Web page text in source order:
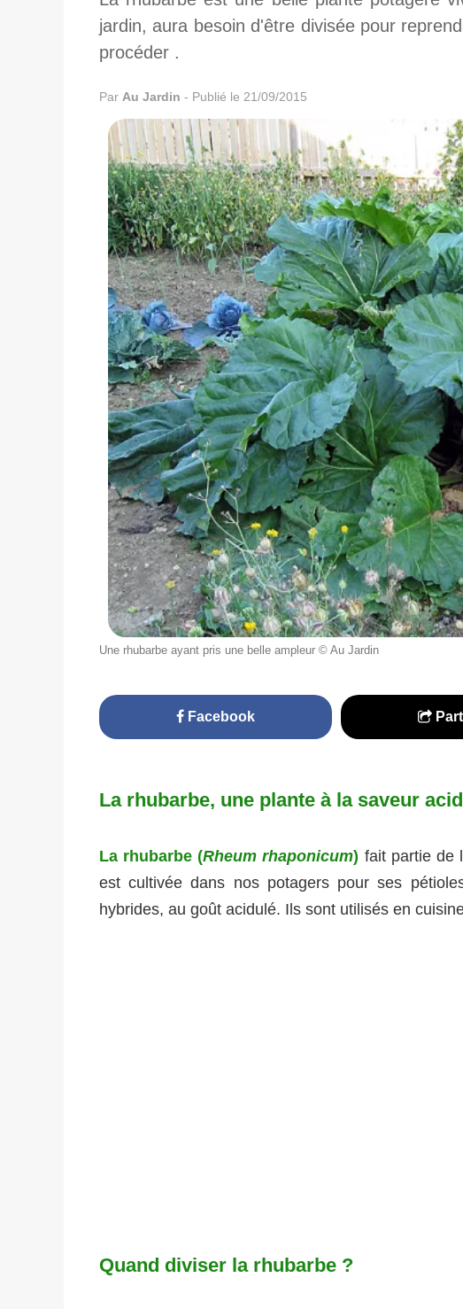
jardin, aura besoin d'être divisée pour
procéder .
Par Au Jardin - Publié le 21/09/2015
Une rhubarbe ayant pris une belle ampleur © Au Jardin
Facebook
La rhubarbe, une plante à la saveur
La rhubarbe (Rheum rhaponicum) fait partie de
est cultivée dans nos potagers pour ses
hybrides, au goût acidulé. Ils sont utilisés en
Quand diviser la rhubarbe ?